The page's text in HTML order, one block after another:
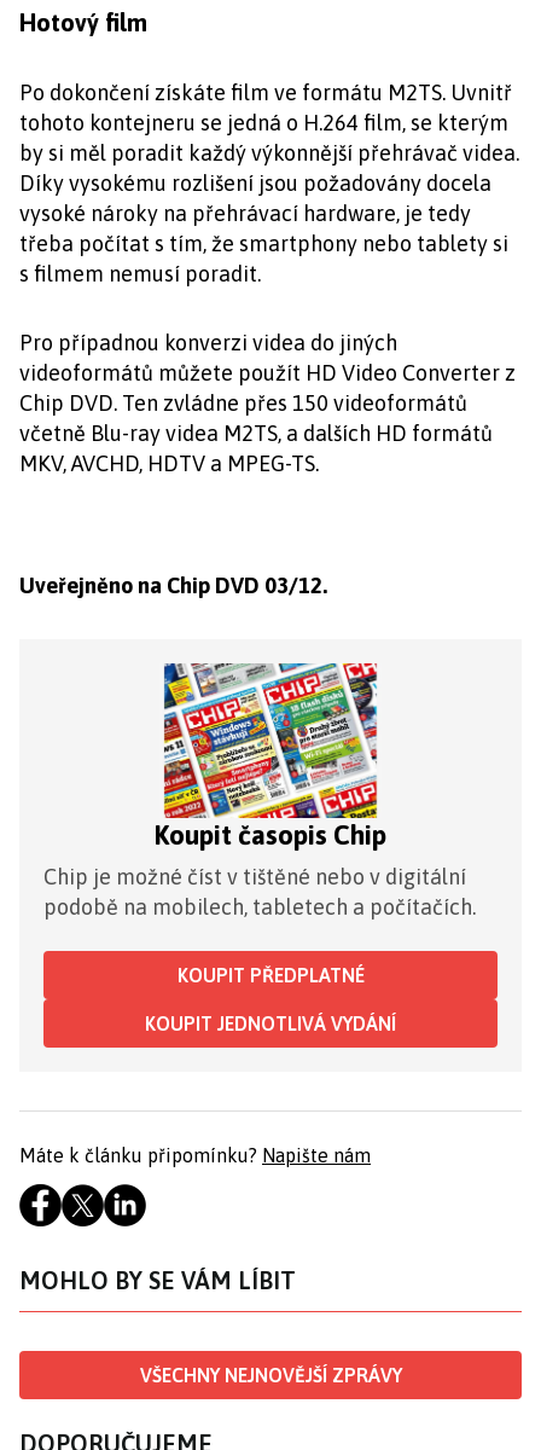
Hotový film
Po dokončení získáte film ve formátu M2TS. Uvnitř
tohoto kontejneru se jedná o H.264 film, se kterým
by si měl poradit každý výkonnější přehrávač videa.
Díky vysokému rozlišení jsou požadovány docela
vysoké nároky na přehrávací hardware, je tedy
třeba počítat s tím, že smartphony nebo tablety si
s filmem nemusí poradit.
Pro případnou konverzi videa do jiných
videoformátů můžete použít HD Video Converter z
Chip DVD. Ten zvládne přes 150 videoformátů
včetně Blu-ray videa M2TS, a dalších HD formátů
MKV, AVCHD, HDTV a MPEG-TS.
Uveřejněno na Chip DVD 03/12.
Koupit časopis Chip
Chip je možné číst v tištěné nebo v digitální
podobě na mobilech, tabletech a počítačích.
KOUPIT PŘEDPLATNÉ
KOUPIT JEDNOTLIVÁ VYDÁNÍ
Máte k článku připomínku? Napište nám
MOHLO BY SE VÁM LÍBIT
VŠECHNY NEJNOVĚJŠÍ ZPRÁVY
DOPORUČUJEME